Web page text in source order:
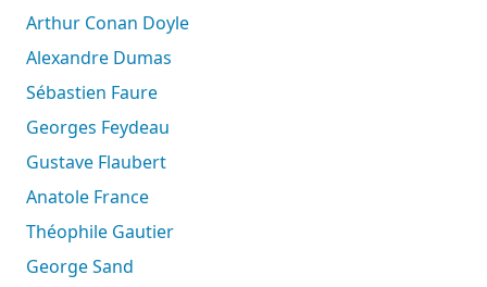
Arthur Conan Doyle
Alexandre Dumas
Sébastien Faure
Georges Feydeau
Gustave Flaubert
Anatole France
Théophile Gautier
George Sand